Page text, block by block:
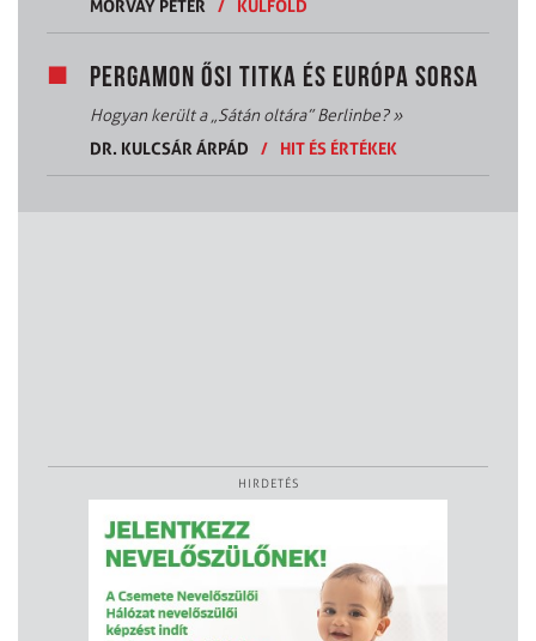
MORVAY PÉTER
/ KÜLFÖLD
PERGAMON ŐSI TITKA ÉS EURÓPA SORSA
Hogyan került a „Sátán oltára” Berlinbe?»
DR. KULCSÁR ÁRPÁD
/ HIT ÉS ÉRTÉKEK
HIRDETÉS